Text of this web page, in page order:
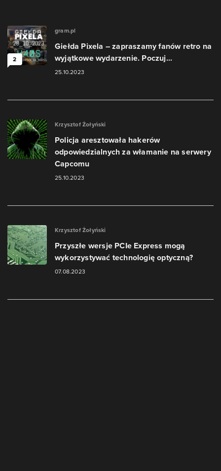
2
gram.pl
Giełda Pixela – zapraszamy fanów retro na
wyjątkowe wydarzenie. Poczuj...
25.10.2023
Krzysztof Żołyński
Policja aresztowała hakerów
odpowiedzialnych za włamanie na serwery
Capcomu
25.10.2023
Krzysztof Żołyński
Przyszłe wersje PCIe Express mogą
wykorzystywać technologię optyczną?
07.08.2023